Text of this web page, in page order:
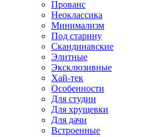
Прованс
Неоклассика
Минимализм
Под старину
Скандинавские
Элитные
Эксклюзивные
Хай-тек
Особенности
Для студии
Для хрущевки
Для дачи
Встроенные